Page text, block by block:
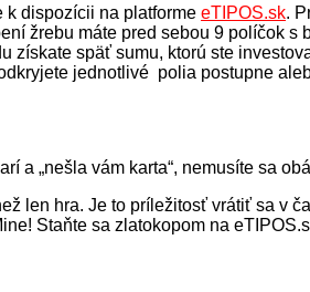
k dispozícii na platforme eTIPOS.sk.
žrebu máte pred sebou 9 políčok
získate späť sumu, ktorú ste
jednotlivé polia postupne
a „nešla vám karta“, nemusíte sa
len hra. Je to príležitosť vrátiť sa v
Staňte sa zlatokopom na